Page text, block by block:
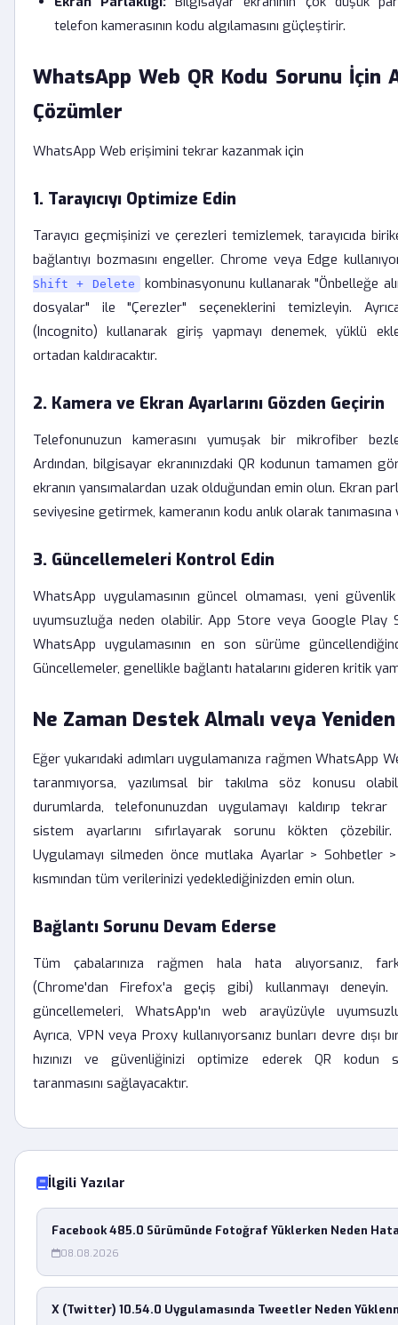
telefon kamerasının kodu algılamasını güçleştirir.
WhatsApp Web QR Kodu Sorunu İçin
Çözümler
WhatsApp Web erişimini tekrar kazanmak için
1. Tarayıcıyı Optimize Edin
Tarayıcı geçmişinizi ve çerezleri temizlemek, tarayıcıda
bağlantıyı bozmasını engeller. Chrome veya Edge
Shift + Delete
kombinasyonunu kullanarak "Önbelleğe
dosyalar" ile "Çerezler" seçeneklerini temizleyin.
(Incognito) kullanarak giriş yapmayı denemek, yüklü
ortadan kaldıracaktır.
2. Kamera ve Ekran Ayarlarını Gözden Geçirin
Telefonunuzun kamerasını yumuşak bir mikrofiber
Ardından, bilgisayar ekranınızdaki QR kodunun tamamen
ekranın yansımalardan uzak olduğundan emin olun. Ekran
seviyesine getirmek, kameranın kodu anlık olarak tanımasına
3. Güncellemeleri Kontrol Edin
WhatsApp uygulamasının güncel olmaması, yeni
uyumsuzluğa neden olabilir. App Store veya Google Play
WhatsApp uygulamasının en son sürüme
Güncellemeler, genellikle bağlantı hatalarını gideren kritik
Ne Zaman Destek Almalı veya
Eğer yukarıdaki adımları uygulamanıza rağmen WhatsApp
taranmıyorsa, yazılımsal bir takılma söz konusu
durumlarda, telefonunuzdan uygulamayı kaldırıp
sistem ayarlarını sıfırlayarak sorunu kökten
Uygulamayı silmeden önce mutlaka Ayarlar > Sohbetler
kısmından tüm verilerinizi yedeklediğinizden emin olun.
Bağlantı Sorunu Devam Ederse
Tüm çabalarınıza rağmen hala hata alıyorsanız,
(Chrome'dan Firefox'a geçiş gibi) kullanmayı deneyin.
güncellemeleri, WhatsApp'ın web arayüzüyle
Ayrıca, VPN veya Proxy kullanıyorsanız bunları devre dışı
hızınızı ve güvenliğinizi optimize ederek QR kodun
taranmasını sağlayacaktır.
İlgili Yazılar
Facebook 485.0 Sürümünde Fotoğraf Yüklerken Neden
08.08.2026
X (Twitter) 10.54.0 Uygulamasında Tweetler Neden